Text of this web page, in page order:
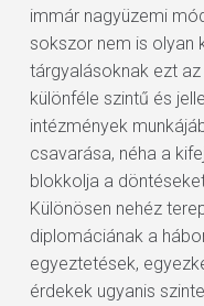
immár nagyüzemi
sokszor nem is olyan
tárgyalásoknak ezt
különféle szintű és
intézmények
csavarása, néha a
blokkolja a
Különösen nehéz
diplomáciának a
egyeztetések,
érdekek ugyanis